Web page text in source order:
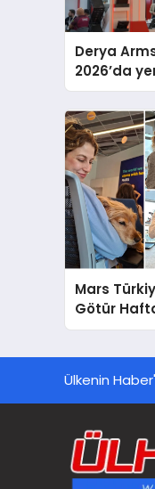
Derya
2026’da
global
sergiledi
Mars
Götür
Ülkenin